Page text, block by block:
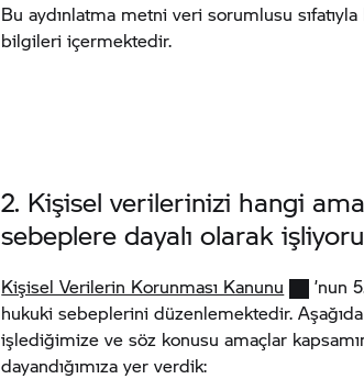
Bu aydınlatma metni veri sorumlusu
bilgileri içermektedir.
2. Kişisel verilerinizi hangi
sebeplere dayalı olarak
Kişisel Verilerin Korunması Kanunu
’nun
hukuki sebeplerini düzenlemektedir.
işlediğimize ve söz konusu amaçlar
dayandığımıza yer verdik: